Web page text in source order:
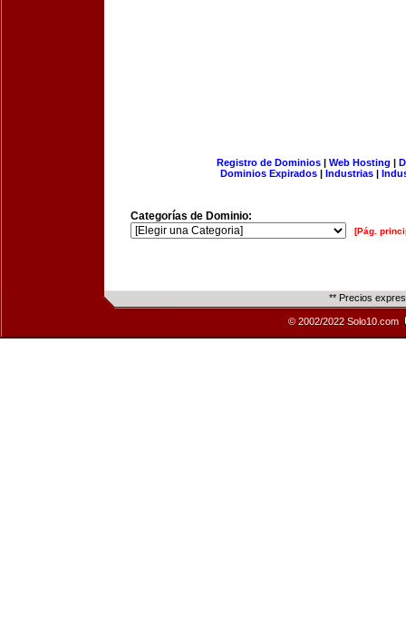
Registro de Dominios| Web Hosting |
Dominios Expirados | Industrias |
Categorías de Dominio:
[Pág.
** Precios
© 2002/2022 Solo10.com